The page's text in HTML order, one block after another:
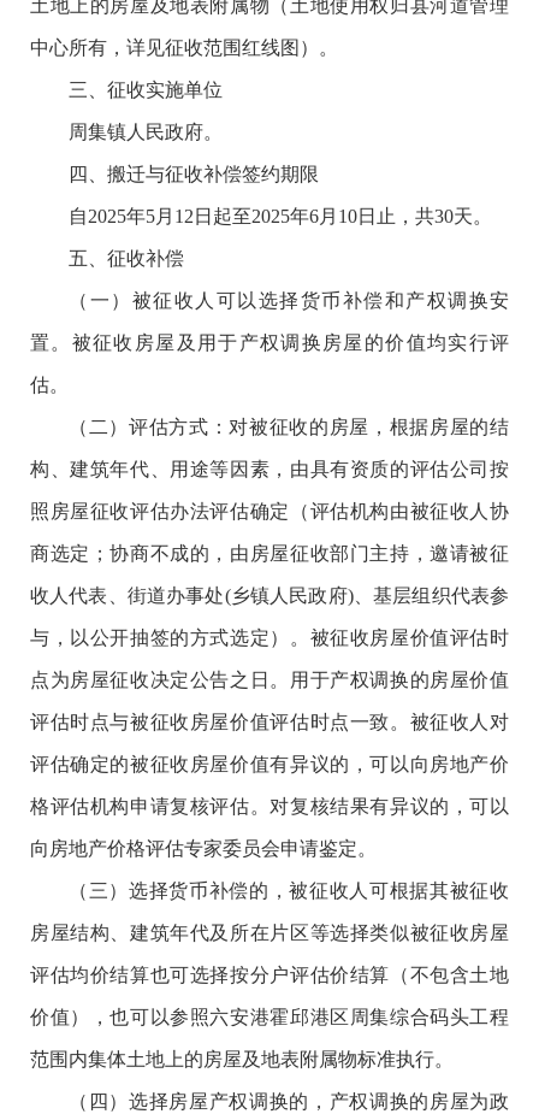
土地上的房屋及地表附属物（土地使用权归县河道管理
中心所有，详见征收范围红线图）。
三、征收实施单位
周集镇人民政府。
四、搬迁与征收补偿签约期限
自2025年5月12日起至2025年6月10日止，共30天。
五、征收补偿
（一）被征收人可以选择货币补偿和产权调换安
置。被征收房屋及用于产权调换房屋的价值均实行评
估。
（二）评估方式：对被征收的房屋，根据房屋的结
构、建筑年代、用途等因素，由具有资质的评估公司按
照房屋征收评估办法评估确定（评估机构由被征收人协
商选定；协商不成的，由房屋征收部门主持，邀请被征
收人代表、街道办事处(乡镇人民政府)、基层组织代表参
与，以公开抽签的方式选定）。被征收房屋价值评估时
点为房屋征收决定公告之日。用于产权调换的房屋价值
评估时点与被征收房屋价值评估时点一致。被征收人对
评估确定的被征收房屋价值有异议的，可以向房地产价
格评估机构申请复核评估。对复核结果有异议的，可以
向房地产价格评估专家委员会申请鉴定。
（三）选择货币补偿的，被征收人可根据其被征收
房屋结构、建筑年代及所在片区等选择类似被征收房屋
评估均价结算也可选择按分户评估价结算（不包含土地
价值），也可以参照六安港霍邱港区周集综合码头工程
范围内集体土地上的房屋及地表附属物标准执行。
（四）选择房屋产权调换的，产权调换的房屋为政